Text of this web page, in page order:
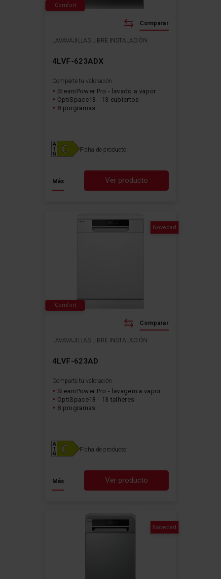
LAVAVAJILLAS LIBRE INSTALACIÓN
4LVF-623ADX
Ver producto
Más
Comparte tu valoración
SteamPower Pro - lavado a vapor
OptiSpace13 - 13 cubiertos
8 programas
Ficha de producto
Comparar
Comfort
LAVAVAJILLAS LIBRE INSTALACIÓN
4LVF-623AD
Ver producto
Más
Comparte tu valoración
SteamPower Pro - lavagem a vapor
OptiSpace13 - 13 talheres
8 programas
Ficha de producto
Comparar
Comfort
Novedad
Novedad